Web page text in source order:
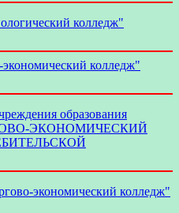
колледж"
колледж"
образования
ЭКОНОМИЧЕСКИЙ
экономический колледж"